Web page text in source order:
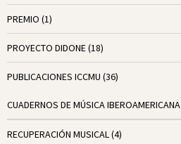
PREMIO (1)
PROYECTO DIDONE(18)
PUBLICACIONES ICCMU (36)
CUADERNOS DE MÚSICA IBEROAMERICANA
RECUPERACIÓN MUSICAL(4)